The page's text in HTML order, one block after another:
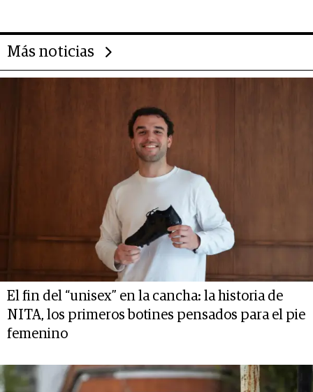
Más noticias
El fin del “unisex” en la cancha: la historia de
NITA, los primeros botines pensados para el pie
femenino